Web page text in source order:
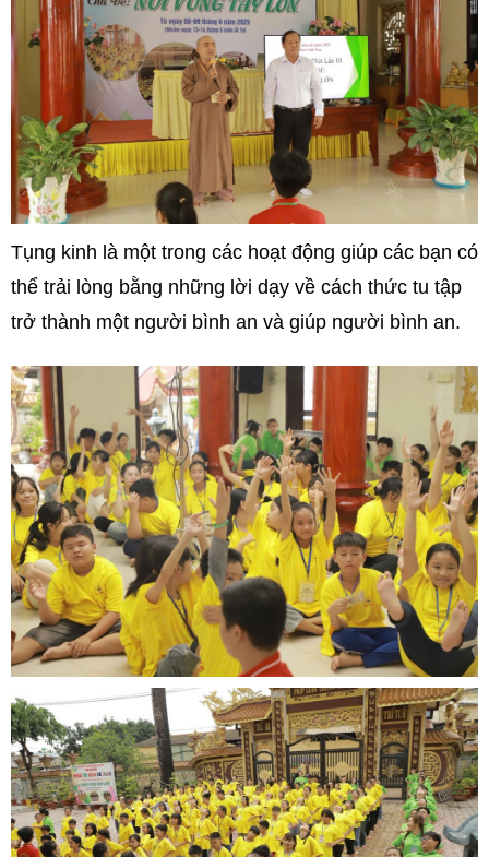
Tụng kinh là một trong các hoạt động giúp các bạn có
thể trải lòng bằng những lời dạy về cách thức tu tập
trở thành một người bình an và giúp người bình an.